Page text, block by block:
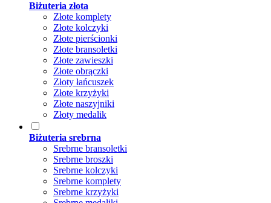
Biżuteria złota
Złote komplety
Złote kolczyki
Złote pierścionki
Złote bransoletki
Złote zawieszki
Złote obrączki
Złoty łańcuszek
Złote krzyżyki
Złote naszyjniki
Złoty medalik
Biżuteria srebrna
Srebrne bransoletki
Srebrne broszki
Srebrne kolczyki
Srebrne komplety
Srebrne krzyżyki